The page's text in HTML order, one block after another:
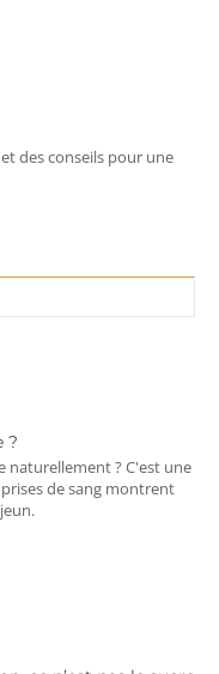
des conseils pour une
?
naturellement ? C'est une
de sang montrent